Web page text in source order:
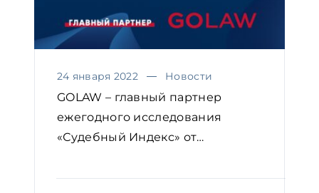
24 января 2022 Новости
GOLAW – главный партнер
ежегодного исследования
«Судебный Индекс» от